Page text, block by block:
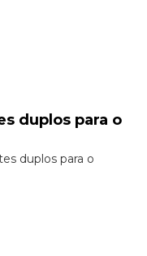
duplos para o
duplos para o